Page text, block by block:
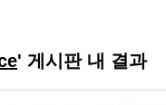
' 게시판 내 결과